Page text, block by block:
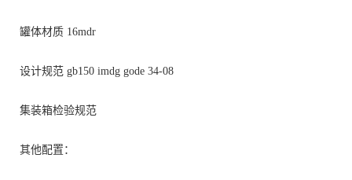
罐体材质 16mdr
设计规范 gb150 imdg gode 34-08
集装箱检验规范
其他配置：